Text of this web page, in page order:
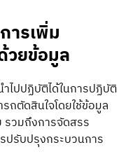
ารเพิ่ม
วยข้อมูล
ไปปฏิบัติได้ในการปฏิบัติ
ถตัดสินใจโดยใช้ข้อมูล
รวมถึงการจัดสรร
ปรับปรุงกระบวนการ